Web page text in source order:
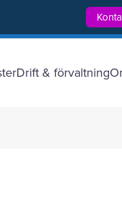
Drift & förvaltning